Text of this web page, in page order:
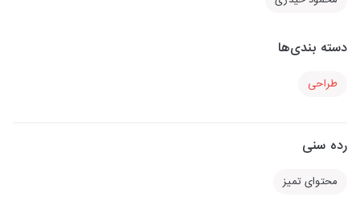
دسته بندی‌ها
طراحی
رده سنی
محتوای تمیز